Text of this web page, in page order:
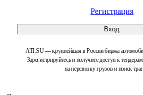
Регистрация
Вход
ATI.SU — крупнейшая в России биржа
Зарегистрируйтесь и получите доступ к
на перевозку грузов и поиск